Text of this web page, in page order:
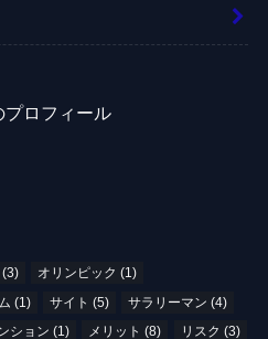
ロフィール
(3) オリンピック (1)
(1) サイト (5) サラリーマン (4)
ション (1) メリット (8) リスク (3)